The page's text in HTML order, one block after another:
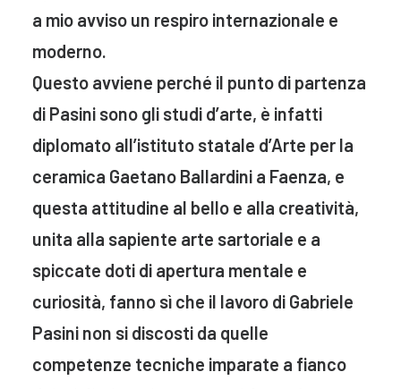
a mio avviso un respiro internazionale e
moderno.
Questo avviene perché il punto di partenza
di Pasini sono gli studi d’arte, è infatti
diplomato all’istituto statale d’Arte per la
ceramica Gaetano Ballardini a Faenza, e
questa attitudine al bello e alla creatività,
unita alla sapiente arte sartoriale e a
spiccate doti di apertura mentale e
curiosità, fanno sì che il lavoro di Gabriele
Pasini non si discosti da quelle
competenze tecniche imparate a fianco